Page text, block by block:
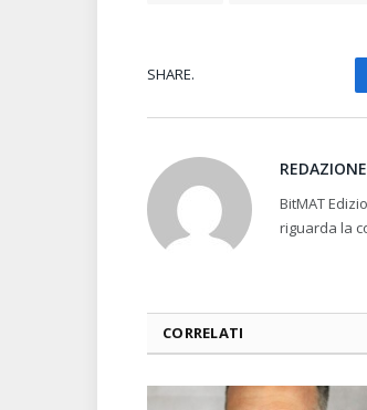
SHARE.
BitMAT
riguarda la
CORRELATI